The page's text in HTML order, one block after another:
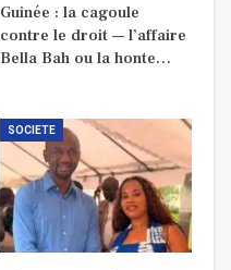
Guinée : la cagoule
contre le droit — l’affaire
Bella Bah ou la honte…
SOCIETE